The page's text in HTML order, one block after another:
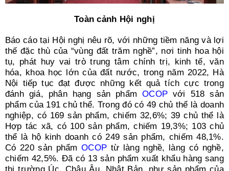
Toàn cảnh Hội nghị
Báo cáo tại Hội nghị nêu rõ, với những tiềm năng và lợi
thế đặc thù của “vùng đất trăm nghề”, nơi tinh hoa hội
tụ, phát huy vai trò trung tâm chính trị, kinh tế, văn
hóa, khoa học lớn của đất nước, trong năm 2022, Hà
Nội tiếp tục đạt được những kết quả tích cực trong
đánh giá, phân hạng sản phẩmOCOP với 518 sản
phẩm của 191 chủ thể. Trong đó có 49 chủ thể là doanh
nghiệp, có 169 sản phẩm, chiếm 32,6%; 39 chủ thể là
Hợp tác xã, có 100 sản phẩm, chiếm 19,3%; 103 chủ
thể là hộ kinh doanh có 249 sản phẩm, chiếm 48,1%.
Có 220 sản phẩmOCOP từ làng nghề, làng có nghề,
chiếm 42,5%. Đã có 13 sản phẩm xuất khẩu hàng sang